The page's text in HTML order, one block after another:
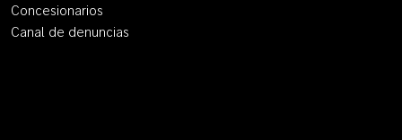
Concesionarios
Canal de denuncias